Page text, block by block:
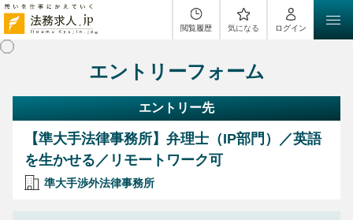
閲覧履歴 気になる ログイン
エントリーフォーム
エントリー先
【準大手法律事務所】弁理士（IP部門）／英語
を生かせる／リモートワーク可
準大手渉外法律事務所